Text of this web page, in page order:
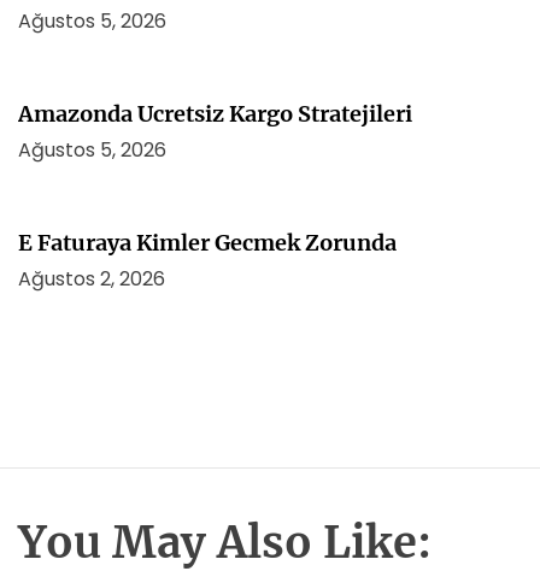
Ağustos 5, 2026
Amazonda Ucretsiz Kargo Stratejileri
Ağustos 5, 2026
E Faturaya Kimler Gecmek Zorunda
Ağustos 2, 2026
You May Also Like: